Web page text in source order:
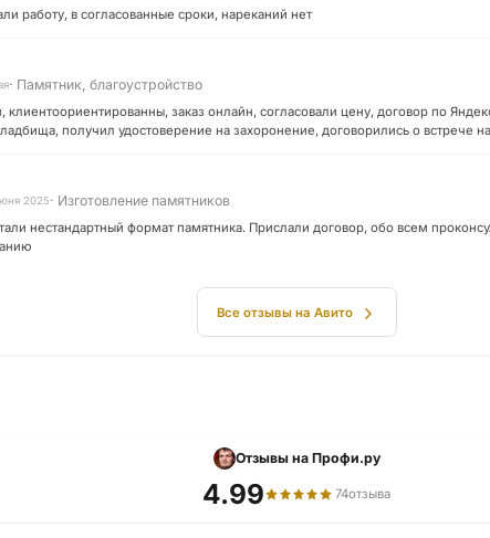
работу, в согласованные сроки, нареканий нет
· Памятник, благоустройство
клиентоориентированны, заказ онлайн, согласовали цену, договор по
получил удостоверение на захоронение, договорились о встрече
2025· Изготовление памятников
нестандартный формат памятника. Прислали договор, обо всем
Все отзывы на Авито
Отзывы на Профи.ру
4.99 74отзыва